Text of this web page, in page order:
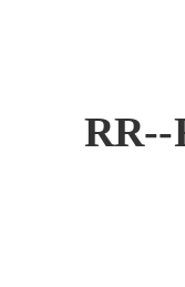
RR--